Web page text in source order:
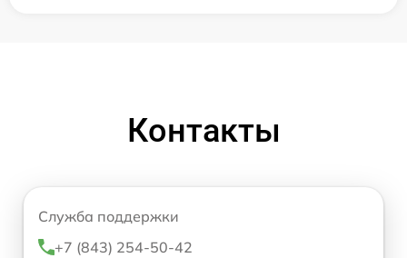
Контакты
Служба поддержки
+7 (843) 254-50-42